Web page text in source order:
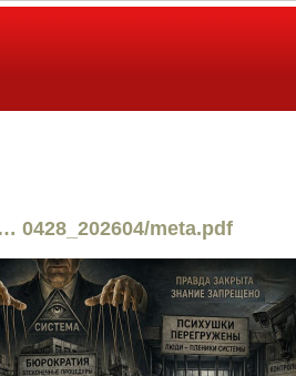
0428_202604/meta.pdf